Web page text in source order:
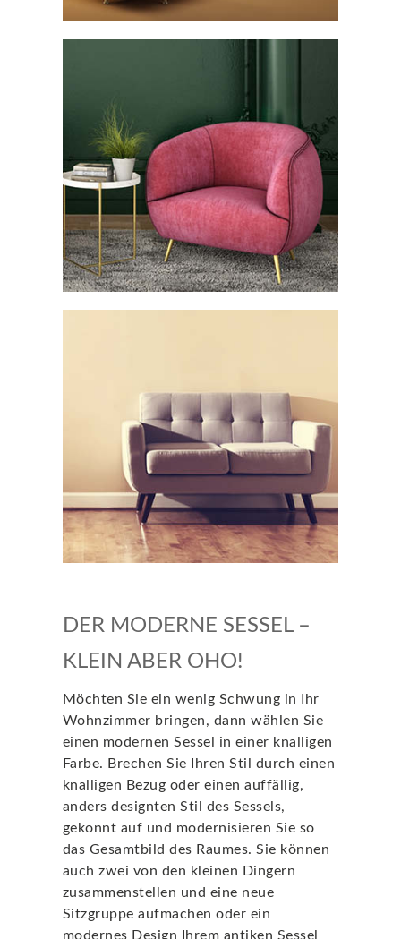
DER MODERNE SESSEL –
KLEIN ABER OHO!
Möchten Sie ein wenig Schwung in Ihr
Wohnzimmer bringen, dann wählen Sie
einen modernen Sessel in einer knalligen
Farbe. Brechen Sie Ihren Stil durch einen
knalligen Bezug oder einen auffällig,
anders designten Stil des Sessels,
gekonnt auf und modernisieren Sie so
das Gesamtbild des Raumes. Sie können
auch zwei von den kleinen Dingern
zusammenstellen und eine neue
Sitzgruppe aufmachen oder ein
modernes Design Ihrem antiken Sessel